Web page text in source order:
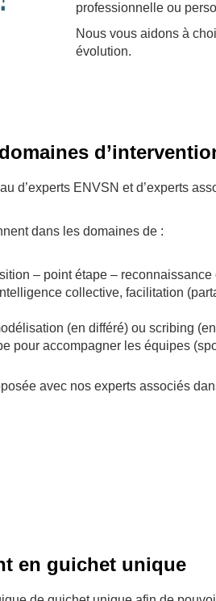
professionnelle ou
Nous vous aidons à
évolution.
d’experts ENVSN et d’experts
dans les domaines de :
– point étape –
collective, facilitation
(en différé) ou scribing
pour accompagner les équipes
avec nos experts associés
en guichet unique